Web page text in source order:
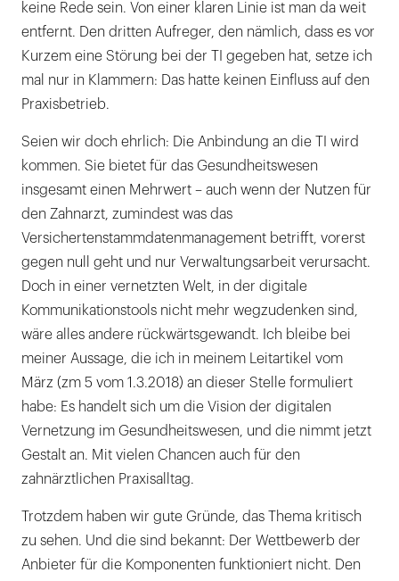
keine Rede sein. Von einer klaren Linie ist man da weit
entfernt. Den dritten Aufreger, den nämlich, dass es vor
Kurzem eine Störung bei der TI gegeben hat, setze ich
mal nur in Klammern: Das hatte keinen Einfluss auf den
Praxisbetrieb.
Seien wir doch ehrlich: Die Anbindung an die TI wird
kommen. Sie bietet für das Gesundheitswesen
insgesamt einen Mehrwert – auch wenn der Nutzen für
den Zahnarzt, zumindest was das
Versichertenstammdatenmanagement betrifft, vorerst
gegen null geht und nur Verwaltungsarbeit verursacht.
Doch in einer vernetzten Welt, in der digitale
Kommunikationstools nicht mehr wegzudenken sind,
wäre alles andere rückwärtsgewandt. Ich bleibe bei
meiner Aussage, die ich in meinem Leitartikel vom
März (zm 5 vom 1.3.2018) an dieser Stelle formuliert
habe: Es handelt sich um die Vision der digitalen
Vernetzung im Gesundheitswesen, und die nimmt jetzt
Gestalt an. Mit vielen Chancen auch für den
zahnärztlichen Praxisalltag.
Trotzdem haben wir gute Gründe, das Thema kritisch
zu sehen. Und die sind bekannt: Der Wettbewerb der
Anbieter für die Komponenten funktioniert nicht. Den